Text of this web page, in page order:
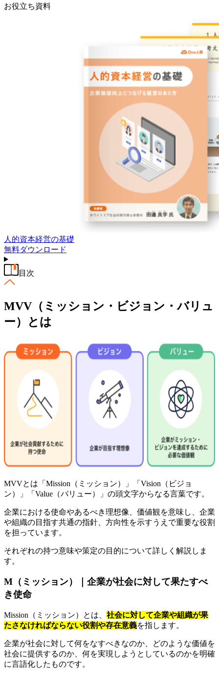
お役立ち資料
人的資本経営の基礎
無料ダウンロード
目次
MVV（ミッション・ビジョン・バリュ
ー）とは
MVVとは「Mission（ミッション）」「Vision（ビジョ
ン）」「Value（バリュー）」の頭文字からなる言葉です。
企業における使命やあるべき理想像、価値観を意味し、企業
や組織の目指す共通の指針、方向性を示すうえで重要な役割
を担っています。
それぞれの持つ意味や策定の目的について詳しく解説しま
す。
M（ミッション）｜企業が社会に対して果たすべ
き使命
Mission（ミッション）とは、 社会に対して企業や組織が果
たさなければならない役割や存在意義を指します。
企業が社会に対して何をなすべきなのか、どのような価値を
社会に提供するのか、何を実現しようとしているのかを明確
に言語化したものです。